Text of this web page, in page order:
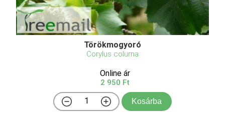
Törökmogyoró
Corylus colurna
Online ár
2 950 Ft
Kosárba